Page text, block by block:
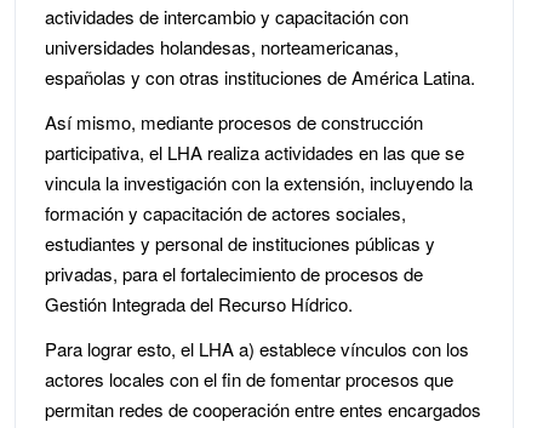
actividades de intercambio y capacitación con
universidades holandesas, norteamericanas,
españolas y con otras instituciones de América Latina.
Así mismo, mediante procesos de construcción
participativa, el LHA realiza actividades en las que se
vincula la investigación con la extensión, incluyendo la
formación y capacitación de actores sociales,
estudiantes y personal de instituciones públicas y
privadas, para el fortalecimiento de procesos de
Gestión Integrada del Recurso Hídrico.
Para lograr esto, el LHA a) establece vínculos con los
actores locales con el fin de fomentar procesos que
permitan redes de cooperación entre entes encargados